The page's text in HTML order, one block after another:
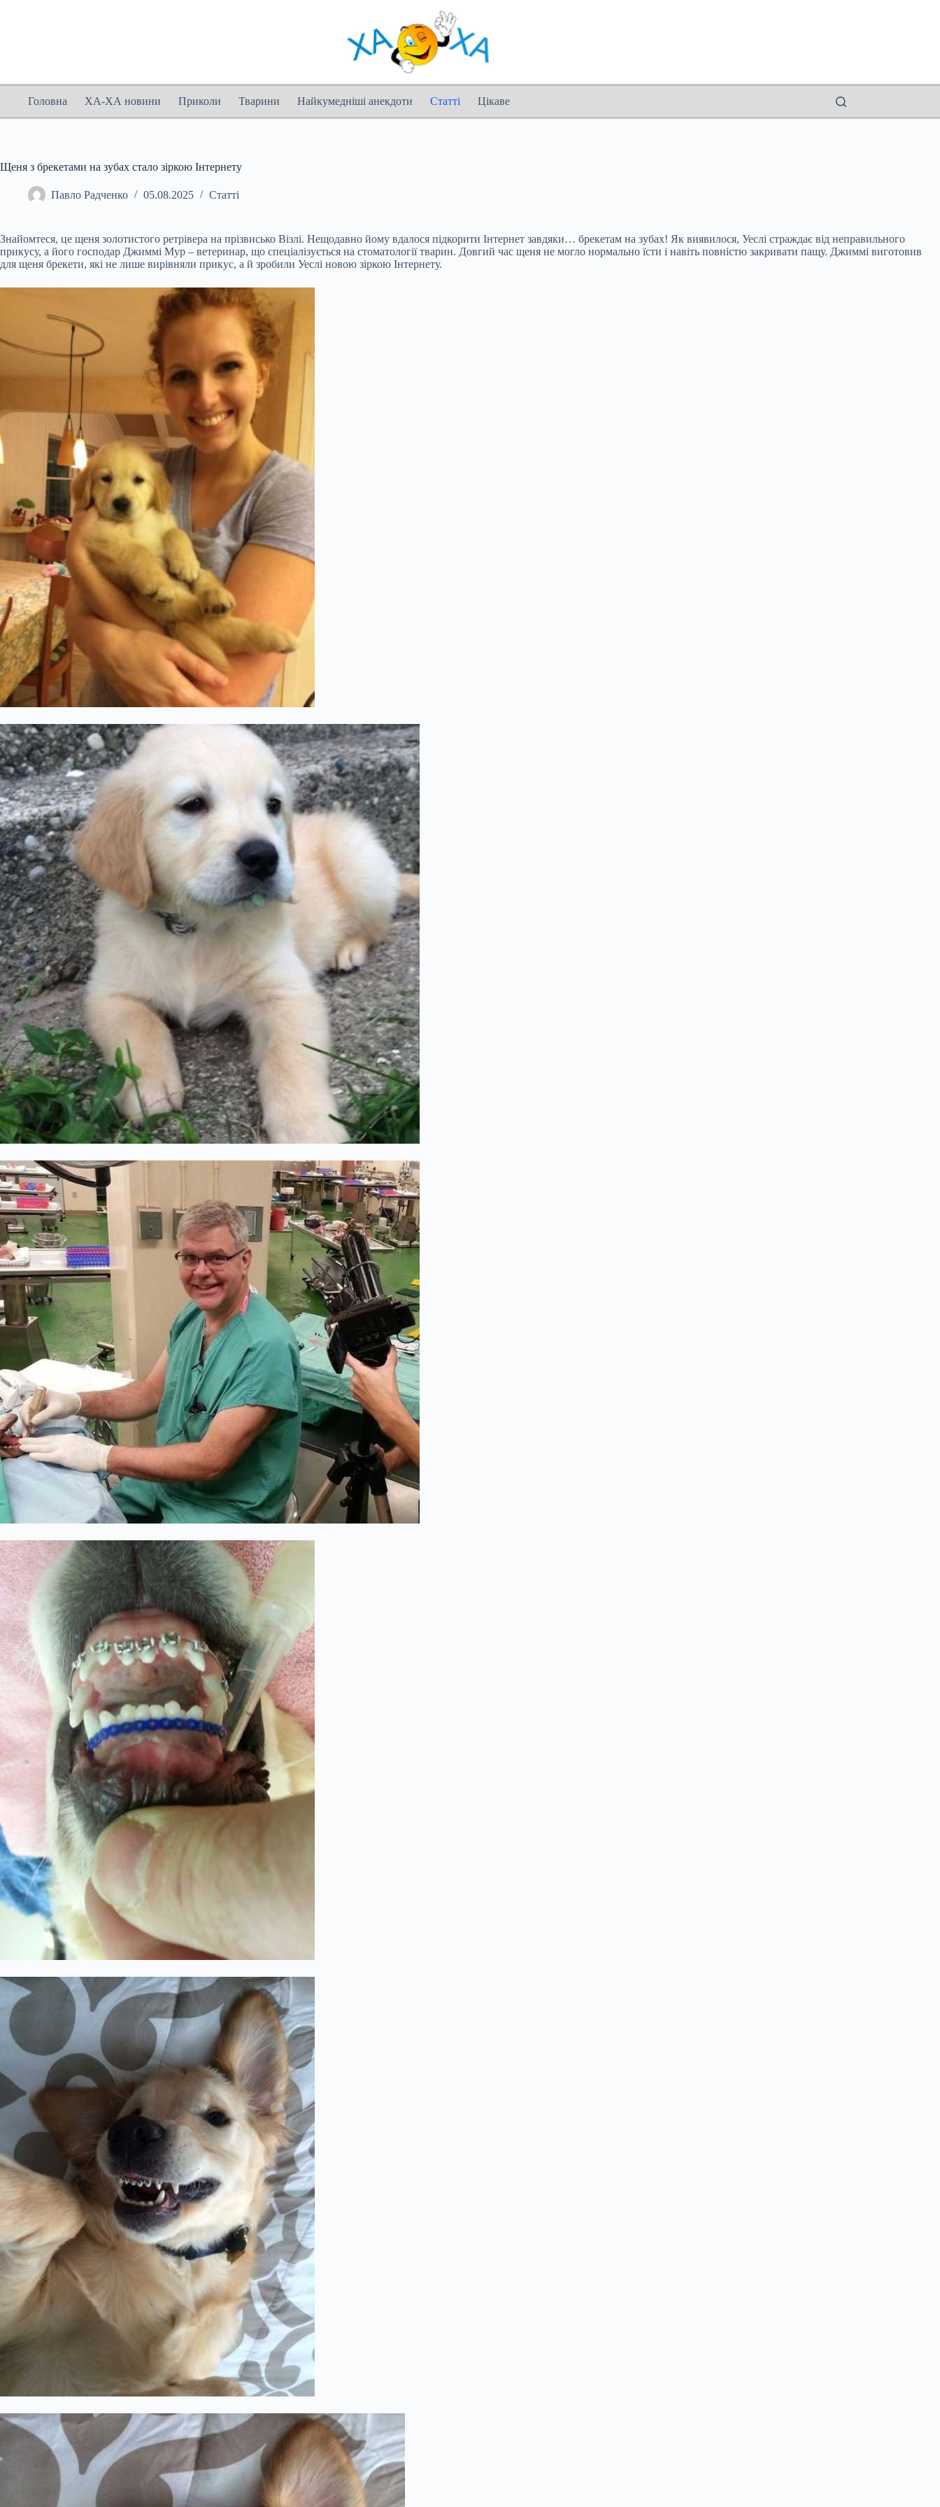
Головна ХА-ХА новини Приколи Тварини Найкумедніші анекдоти Статті Цікаве
Щеня з брекетами на зубах стало зіркою Інтернету
Павло Радченко 05.08.2025 Статті
Знайомтеся, це щеня золотистого ретрівера на прізвисько Візлі. Нещодавно йому вдалося підкорити Інтернет завдяки… брекетам на зубах! Як виявилося, Уеслі страждає від неправильного
прикусу, а його господар Джиммі Мур – ветеринар, що спеціалізується на стоматології тварин. Довгий час щеня не могло нормально їсти і навіть повністю закривати пащу. Джиммі виготовив
для щеня брекети, які не лише вирівняли прикус, а й зробили Уеслі новою зіркою Інтернету.